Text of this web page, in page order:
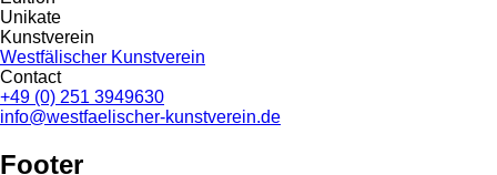
Unikate
Kunstverein
Westfälischer Kunstverein
Contact
+49 (0) 251 3949630
info@westfaelischer-kunstverein.de
Footer